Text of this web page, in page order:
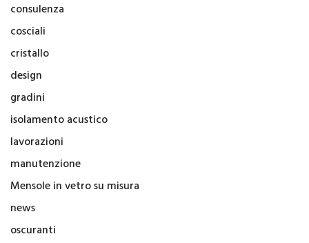
consulenza
cosciali
cristallo
design
gradini
isolamento acustico
lavorazioni
manutenzione
Mensole in vetro su misura
news
oscuranti